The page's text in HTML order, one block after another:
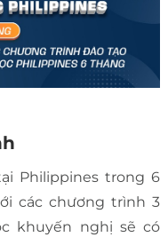
Philippines trong 6
các chương trình 3
khuyến nghị sẽ có